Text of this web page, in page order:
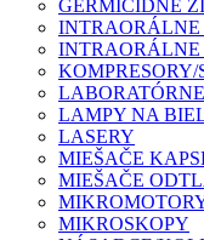
GERMICÍDNE
INTRAORÁLNE
LAMPY NA
LASERY
MIEŠAČE
MIEŠAČE
MIKROSKOPY